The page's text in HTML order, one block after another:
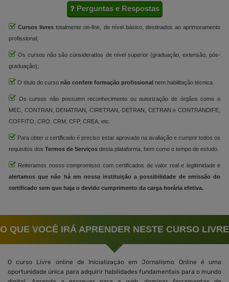
Perguntas e Respostas
Cursos livres totalmente on-line, de nível básico, destinados ao aprimoramento
profissional;
Os cursos não são considerados de nível superior (graduação, extensão, pós-
graduação);
O título do curso não confere formação profissional nem habilitação técnica.
Os cursos não possuem reconhecimento ou autorização de órgãos como o
MEC, CONTRAN, DENATRAN, CIRETRAN, DETRAN, CETRAN e CONTRANDIFE,
COFFITO, CRO, CRM, CFP, CREA, etc.
Para obter o certificado é preciso estar aprovado na avaliação e cumprir todos os
requisitos dos Termos de Serviços desta plataforma, bem como o tempo de estudo.
Reiteramos nosso compromisso com certificados de valor real e legitimidade e
alertamos que não há em nossa instituição a possibilidade de emissão do
certificado sem que haja o devido cumprimento da carga horária efetiva.
O QUE VOCÊ IRÁ APRENDER NESTE CURSO LIVRE
O curso Livre online de Inicialização em Jornalismo Online é uma
oportunidade única para adquirir habilidades fundamentais para o mundo